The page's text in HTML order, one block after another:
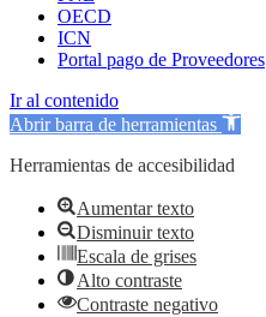
OECD
ICN
Portal pago de Proveedores
Ir al contenido
Abrir barra de herramientas
Herramientas de accesibilidad
Aumentar texto
Disminuir texto
Escala de grises
Alto contraste
Contraste negativo